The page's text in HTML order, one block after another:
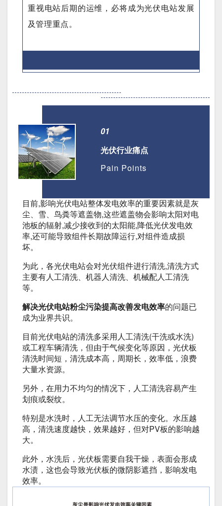
重视电站后期的运维，必将成为光伏电站发展
及管理重点。
01
光伏行业痛点
Pain Points
目前,影响光伏电站整体发电效率的重要因素就是灰
尘、雪、鸟粪等遮盖物,这些遮盖物会影响太阳对电
池板的辐射,减少接收到的太阳能,降低光伏发电效
率,还可能导致组件长期故障运行,对组件造成损
坏。
为此，各光伏电站会对光伏组件进行清洗,清洗方式
主要有人工清洗、机器人清洗、机械配人工清洗
等。
解决光伏电站粉尘污染提高改善发电效率的问题已
成为业界共识。
目前光伏电站的清洗多采用人工清洗(干洗或水洗)
或工程车辆清洗，但由于气候变化等原因，光伏板
清洗时间短，清洗成本高，周期长，效率低，浪费
大量水资源。
另外，在用力不均匀的情况下，人工清洗容易产生
划痕或裂纹。
特别是水洗时，人工无法调节水压的变化。水压越
高，清洗速度越快，效果越好，但对PV板的影响越
大。
此外，水洗后，光伏板需要自我干燥，表面会形成
水渍，这也会导致光伏板的微阴影遮挡，影响发电
效率。